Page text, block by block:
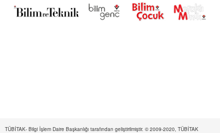
TÜBİTAK- Bilgi İşlem Daire Başkanlığı tarafından geliştirilmiştir. © 2009-2020, TÜBİTAK